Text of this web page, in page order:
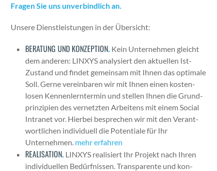
Fra­gen Sie uns unverbindlich an.
Unsere Dien­stleis­tun­gen in der Über­sicht:
BERATUNG UND KONZEPTION. Kein Unternehmen gle­icht
dem anderen: LINXYS analysiert den aktuellen Ist-
Zus­tand und find­et gemein­sam mit Ihnen das opti­male
Soll. Gerne vere­in­baren wir mit Ihnen einen kosten­
losen Ken­nen­lern­ter­min und stellen Ihnen die Grund­
prinzip­i­en des ver­net­zten Arbeit­ens mit einem Social
Intranet vor. Hier­bei besprechen wir mit den Ver­ant­
wortlichen indi­vidu­ell die Poten­tiale für Ihr
Unternehmen. mehr erfahren
REALISATION. LINXYS real­isiert Ihr Pro­jekt nach Ihren
indi­vidu­ellen Bedürfnis­sen. Trans­par­ente und kon­